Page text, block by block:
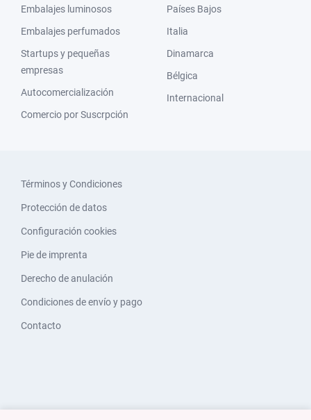
Embalajes luminosos
Embalajes perfumados
Startups y pequeñas
empresas
Autocomercialización
Comercio por Suscrpción
Países Bajos
Italia
Dinamarca
Bélgica
Internacional
Términos y Condiciones
Protección de datos
Configuración cookies
Pie de imprenta
Derecho de anulación
Condiciones de envío y pago
Contacto